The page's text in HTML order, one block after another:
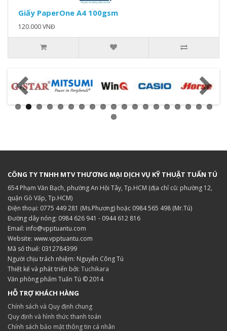
Giấy PaperOne A4 100gsm
120.000 VNĐ
CÔNG TY TNHH MTV THƯƠNG MẠI DỊCH VỤ KỸ THUẬT TUẤN TÚ
654 Phạm Văn Bạch, phường An Hội Tây, Tp.HCM (địa chỉ cũ: phường 12,
quận Gò Vấp, Tp.HCM)
Điện thoại: 0775 449 281 (Ms.Phương) hoặc 0984 565 498 (Mr.Tú)
Đường dây nóng: 0984 626 941 - 0944 612 816
Email: info@vpptuantu.com
Website: www.vpptuantu.com
Mã số thuế: 0312784399
Người chịu trách nhiệm: Nguyễn Công Tú
Thiết kế và phát triển bởi: Tuchikara
Văn phòng phẩm Tuấn Tú © 2014
HỖ TRỢ KHÁCH HÀNG
Chính sách và Quy định chung
Quy định và hình thức thanh toán
Chính sách bảo mật thông tin cá nhân